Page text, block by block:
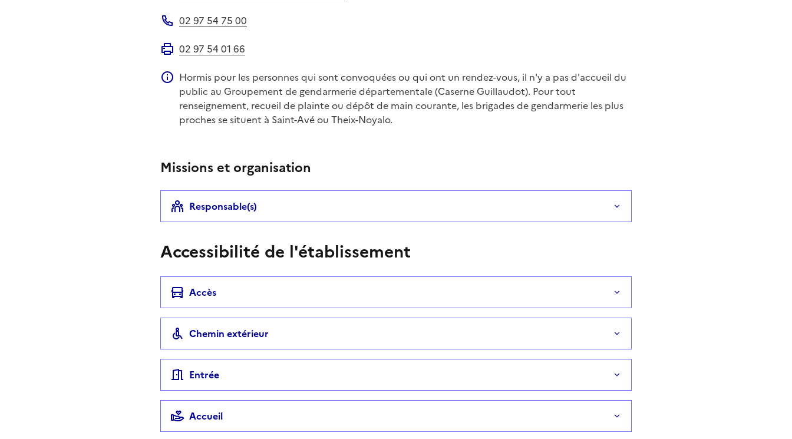
02 97 54 75 00
02 97 54 01 66
Information complémentaire
Hormis pour les personnes qui sont convoquées ou qui ont un rendez-vous, il n'y a pas d'accueil du
public au Groupement de gendarmerie départementale (Caserne Guillaudot). Pour tout
renseignement, recueil de plainte ou dépôt de main courante, les brigades de gendarmerie les plus
proches se situent à Saint-Avé ou Theix-Noyalo.
Missions et organisation
Responsable(s)
Accessibilité de l'établissement
Accès
Chemin extérieur
Entrée
Accueil